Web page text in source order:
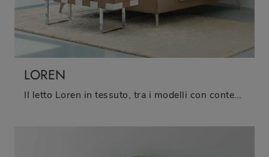
LOREN
Il letto Loren in tessuto, tra i modelli con contenitore matrimoniali moderni di Oggioni, è perfetto per garantirti il relax totale.